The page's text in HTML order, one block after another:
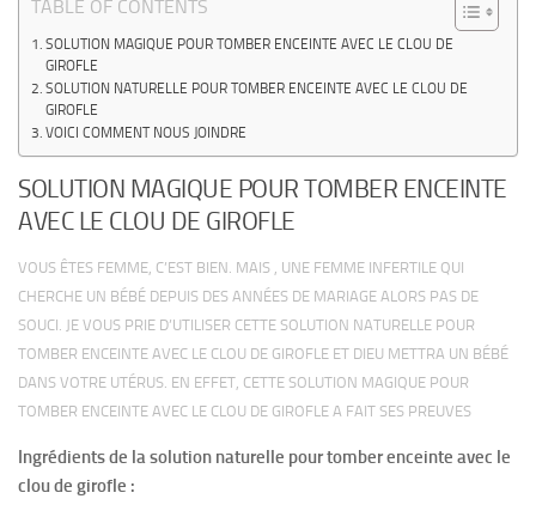
TABLE OF CONTENTS
SOLUTION MAGIQUE POUR TOMBER ENCEINTE AVEC LE CLOU DE
GIROFLE
SOLUTION NATURELLE POUR TOMBER ENCEINTE AVEC LE CLOU DE
GIROFLE
VOICI COMMENT NOUS JOINDRE
SOLUTION MAGIQUE POUR TOMBER ENCEINTE
AVEC LE CLOU DE GIROFLE
VOUS ÊTES FEMME, C’EST BIEN. MAIS , UNE FEMME INFERTILE QUI
CHERCHE UN BÉBÉ DEPUIS DES ANNÉES DE MARIAGE ALORS PAS DE
SOUCI. JE VOUS PRIE D’UTILISER CETTE SOLUTION NATURELLE POUR
TOMBER ENCEINTE AVEC LE CLOU DE GIROFLE ET DIEU METTRA UN BÉBÉ
DANS VOTRE UTÉRUS. EN EFFET, CETTE SOLUTION MAGIQUE POUR
TOMBER ENCEINTE AVEC LE CLOU DE GIROFLE A FAIT SES PREUVES
Ingrédients de la solution naturelle pour tomber enceinte avec le
clou de girofle :